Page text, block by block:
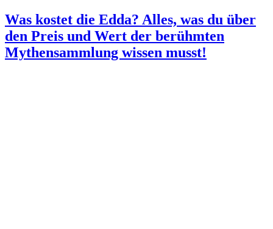
Was kostet die Edda? Alles, was du über
den Preis und Wert der berühmten
Mythensammlung wissen musst!